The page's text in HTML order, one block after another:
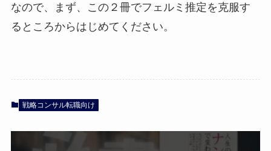
なので、まず、この２冊でフェルミ推定を克服す
るところからはじめてください。
戦略コンサル転職向け